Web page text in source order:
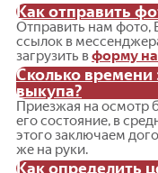
Как отправить
Отправить нам фото,
ссылок в
загрузить вформу на
Сколько времени
выкупа?
Приезжая на осмотр
его состояние, в
этого заключаем
же на руки.
Как определить